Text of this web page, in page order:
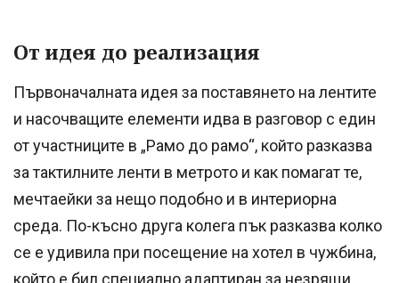
От идея до реализация
Първоначалната идея за поставянето на лентите
и насочващите елементи идва в разговор с един
от участниците в „Рамо до рамо“, който разказва
за тактилните ленти в метрото и как помагат те,
мечтаейки за нещо подобно и в интериорна
среда. По-късно друга колега пък разказва колко
се е удивила при посещение на хотел в чужбина,
който е бил специално адаптиран за незрящи